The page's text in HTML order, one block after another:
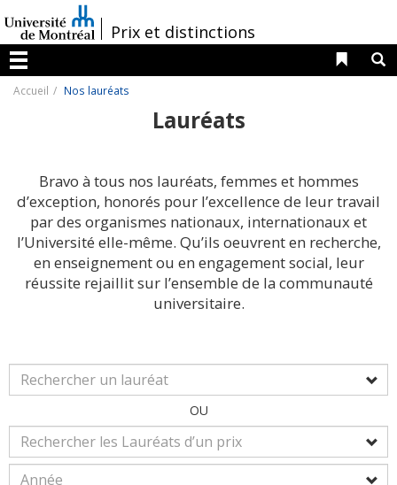
au
contenu
/Prix et distinctions
Menu
Liens
Accueil Nos lauréats
Lauréats
Bravo à tous nos lauréats, femmes et hommes
d’exception, honorés pour l’excellence de leur travail
par des organismes nationaux, internationaux et
l’Université elle-même. Qu’ils oeuvrent en recherche,
en enseignement ou en engagement social, leur
réussite rejaillit sur l’ensemble de la communauté
universitaire.
OU